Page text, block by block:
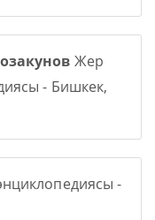
Жер
- Бишкек,
-